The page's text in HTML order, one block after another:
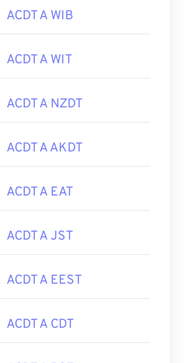
ACDT A WIB
ACDT A WIT
ACDT A NZDT
ACDT A AKDT
ACDT A EAT
ACDT A JST
ACDT A EEST
ACDT A CDT